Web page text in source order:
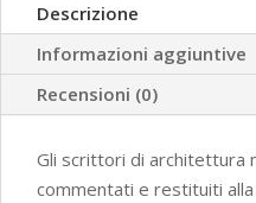
Descrizione
Informazioni aggiuntive
Recensioni (0)
Gli scrittori di architettura
commentati e restituiti